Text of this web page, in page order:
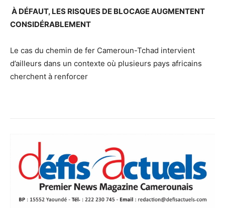
À DÉFAUT, LES RISQUES DE BLOCAGE AUGMENTENT
CONSIDÉRABLEMENT
Le cas du chemin de fer Cameroun-Tchad intervient
d’ailleurs dans un contexte où plusieurs pays africains
cherchent à renforcer